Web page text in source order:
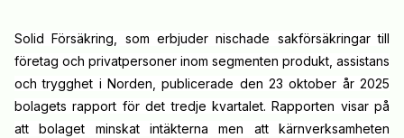
Solid Försäkring, som erbjuder nischade sakförsäkringar till
företag och privatpersoner inom segmenten produkt, assistans
och trygghet i Norden, publicerade den 23 oktober år 2025
bolagets rapport för det tredje kvartalet. Rapporten visar på
att bolaget minskat intäkterna men att kärnverksamheten